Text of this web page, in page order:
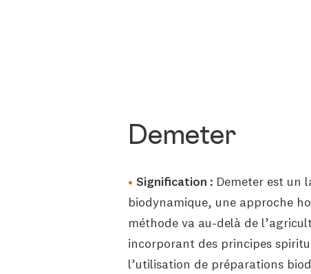
Demeter
Signification : Demeter est un
biodynamique, une approche
méthode va au-delà de
incorporant des principes
l’utilisation de préparations